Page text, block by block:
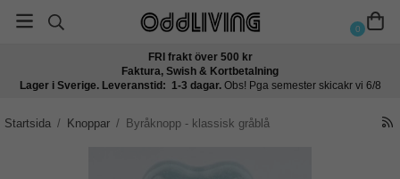
0
FRI frakt över 500 kr
Faktura, Swish & Kortbetalning
Lager i Sverige. Leveranstid: 1-3 dagar. Obs! Pga semester skicakr vi 6/8
Startsida / Knoppar / Byråknopp - klassisk gråblå